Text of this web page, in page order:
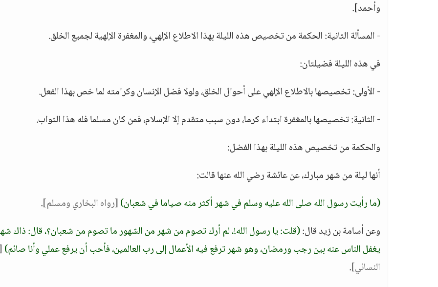
وأحمد].
- المسألة الثانية: الحكمة من تخصيص هذه الليلة بهذا الاطلاع الإلهي، والمغفرة الإلهية لجميع الخلق.
في هذه الليلة فضيلتان:
- الأولى: تخصيصها بالاطلاع الإلهي على أحوال الخلق، ولولا فضل الإنسان وكرامته لما خص بهذا الفعل.
- الثانية: تخصيصها بالمغفرة ابتداء كرما، دون سبب متقدم إلا الإسلام، فمن كان مسلما فله هذا الثواب.
والحكمة من تخصيص هذه الليلة بهذا الفضل:
أنها ليلة من شهر مبارك، عن عائشة رضي الله عنها قالت:
(ما رأيت رسول الله صلى الله عليه وسلم في شهر أكثر منه صياما في شعبان)[رواه البخاري ومسلم].
وعن أسامة بن زيد قال:(قلت: يا رسول الله!، لم أرك تصوم من شهر من الشهور ما تصوم من شعبان؟، قال: ذاك
يغفل الناس عنه بين رجب ورمضان، وهو شهر ترفع فيه الأعمال إلى رب العالمين، فأحب أن يرفع عملي وأنا صائم)
النسائي].